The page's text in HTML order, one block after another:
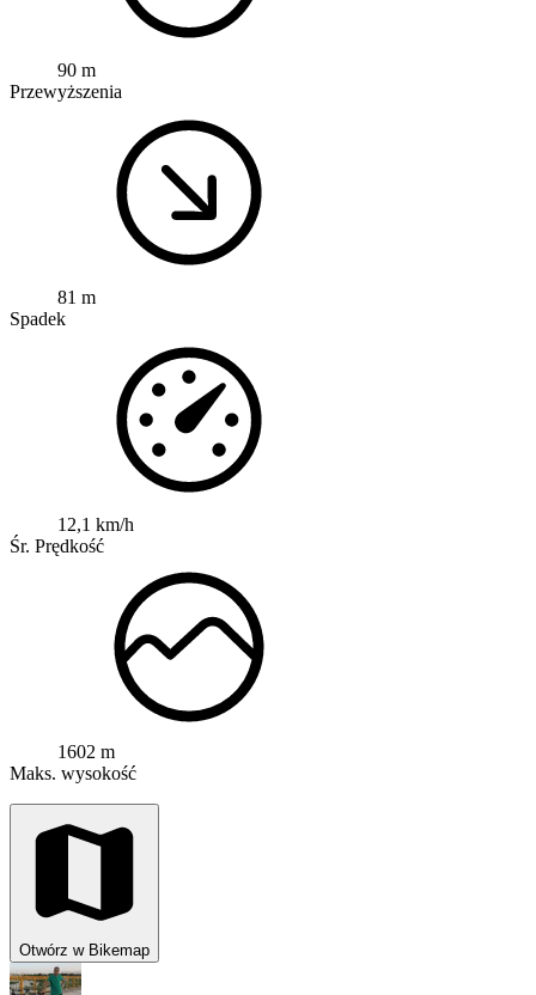
90 m
Przewyższenia
81 m
Spadek
12,1 km/h
Śr. Prędkość
1602 m
Maks. wysokość
Otwórz w Bikemap